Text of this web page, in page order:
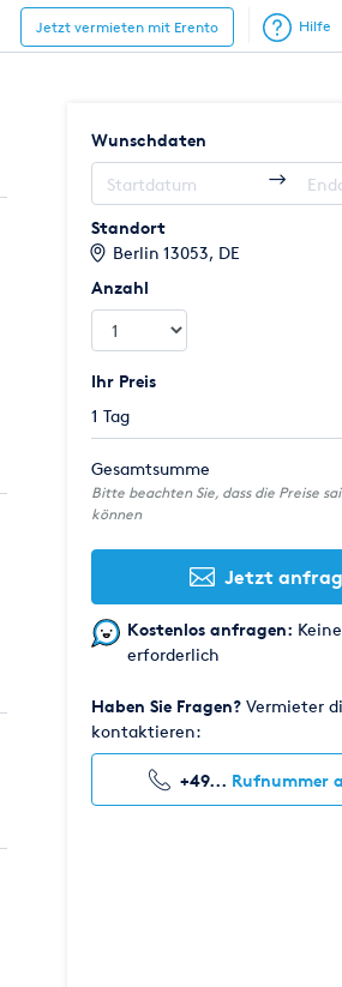
Jetzt vermieten mit Erento Hilfe
Wunschdaten
Standort
Berlin 13053, DE
Anzahl
Ihr Preis
1 Tag
Gesamtsumme
Bitte beachten Sie, dass die Preise
können
Jetzt
Kostenlos anfragen:
erforderlich
Haben Sie Fragen? Vermieter
kontaktieren:
+49... Rufnummer